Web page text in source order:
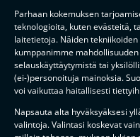
Parhaan kokemuksen
teknologioita, kuten evästeitä,
laitetietoja. Näiden
kumppanimme
selauskäyttäytymistä tai
(ei-)personoituja mainoksia.
voi vaikuttaa haitallisesti
Napsauta alta hyväksyäksesi
valintoja. Valintasi koskevat
TILAA
F-